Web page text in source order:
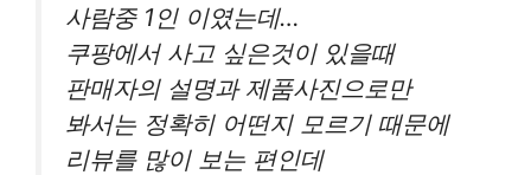
사람중 1인 이였는데…
쿠팡에서 사고 싶은것이 있을때
판매자의 설명과 제품사진으로만
봐서는 정확히 어떤지 모르기 때문에
리뷰를 많이 보는 편인데